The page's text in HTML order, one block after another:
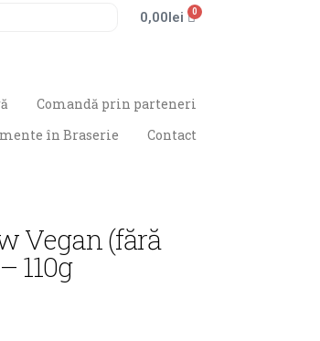
0,00lei 0
Comandă prin parteneri
în Braserie
Contact
Vegan (fără
110g